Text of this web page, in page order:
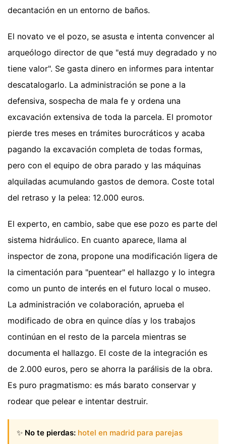
decantación en un entorno de baños.
El novato ve el pozo, se asusta e intenta convencer al
arqueólogo director de que "está muy degradado y no
tiene valor". Se gasta dinero en informes para intentar
descatalogarlo. La administración se pone a la
defensiva, sospecha de mala fe y ordena una
excavación extensiva de toda la parcela. El promotor
pierde tres meses en trámites burocráticos y acaba
pagando la excavación completa de todas formas,
pero con el equipo de obra parado y las máquinas
alquiladas acumulando gastos de demora. Coste total
del retraso y la pelea: 12.000 euros.
El experto, en cambio, sabe que ese pozo es parte del
sistema hidráulico. En cuanto aparece, llama al
inspector de zona, propone una modificación ligera de
la cimentación para "puentear" el hallazgo y lo integra
como un punto de interés en el futuro local o museo.
La administración ve colaboración, aprueba el
modificado de obra en quince días y los trabajos
continúan en el resto de la parcela mientras se
documenta el hallazgo. El coste de la integración es
de 2.000 euros, pero se ahorra la parálisis de la obra.
Es puro pragmatismo: es más barato conservar y
rodear que pelear e intentar destruir.
✨ No te pierdas: hotel en madrid para parejas